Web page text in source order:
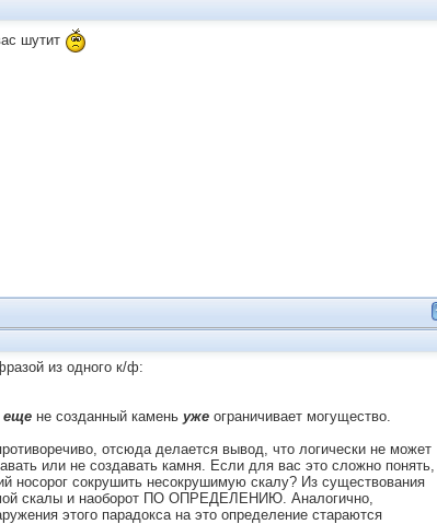
шутит
из одного к/ф:
еще не созданный камень уже ограничивает могущество.
отсюда делается вывод, что логически не может
или не создавать камня. Если для вас это сложно понять,
сокрушить несокрушимую скалу? Из существования
скалы и наоборот ПО ОПРЕДЕЛЕНИЮ. Аналогично,
этого парадокса на это определение стараются